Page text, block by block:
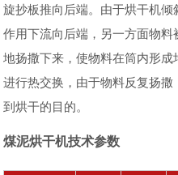
旋抄板推向后端。由于烘干机
作用下流向后端，另一方面物
地扬撒下来，使物料在筒内形
进行热交换，由于物料反复扬
到烘干的目的。
煤泥烘干机技术参数